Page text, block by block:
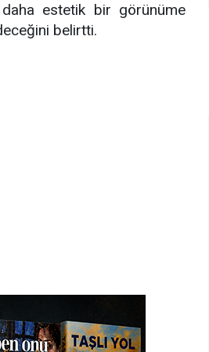
daha estetik bir görünüme
belirtti.